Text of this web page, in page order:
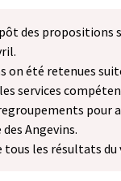
des propositions
on été retenues
services
pour
Angevins.
tous les résultats